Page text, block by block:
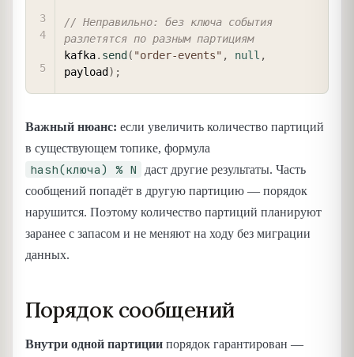
// Неправильно: без ключа события
разлетятся по разным партициям
kafka. send ( "order-events" , null ,
payload ) ;
Важный нюанс: если увеличить количество партиций
в существующем топике, формула
hash(ключа) % N
даст другие результаты. Часть
сообщений попадёт в другую партицию — порядок
нарушится. Поэтому количество партиций планируют
заранее с запасом и не меняют на ходу без миграции
данных.
Порядок сообщений
Внутри одной партиции порядок гарантирован —